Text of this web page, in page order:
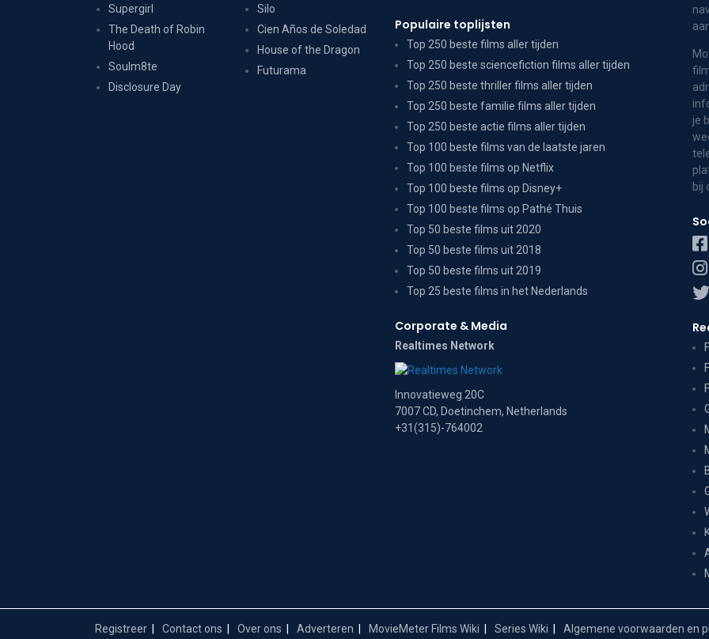
Supergirl
The Death of Robin
Hood
Soulm8te
Disclosure Day
Silo
Cien Años de Soledad
House of the Dragon
Futurama
Populaire toplijsten
Top 250 beste films aller tijden
Top 250 beste sciencefiction films aller tijden
Top 250 beste thriller films aller tijden
Top 250 beste familie films aller tijden
Top 250 beste actie films aller tijden
Top 100 beste films van de laatste jaren
Top 100 beste films op Netflix
Top 100 beste films op Disney+
Top 100 beste films op Pathé Thuis
Top 50 beste films uit 2020
Top 50 beste films uit 2018
Top 50 beste films uit 2019
Top 25 beste films in het Nederlands
Corporate & Media
Realtimes Network
Innovatieweg 20C
7007 CD, Doetinchem, Netherlands
+31(315)-764002
je
bij
Registreer Contact ons Over ons Adverteren MovieMeter Films Wiki Series Wiki Algemene voorwaarden en